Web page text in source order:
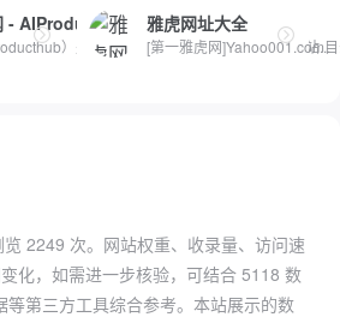
- AIProductHub
）是一个专注于AI产品收录与分享的网站...
雅虎网址大全
[第一雅虎网]Yahoo001.com
2249 次。网站权重、收录量、访问速
化，如需进一步核验，可结合 5118 数
等第三方工具综合参考。本站展示的数